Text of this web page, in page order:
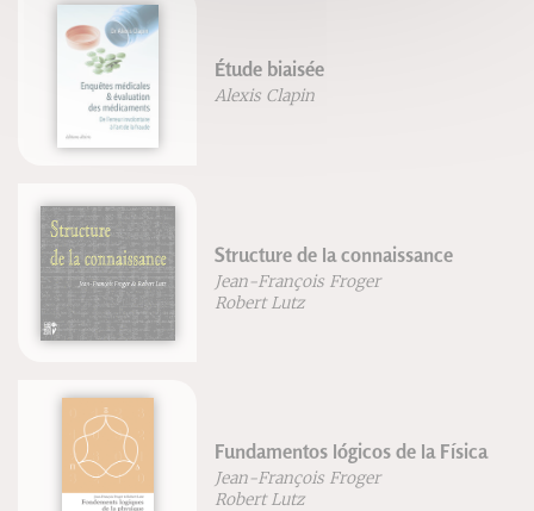
Étude biaisée
Alexis Clapin
Structure de la connaissance
Jean-François Froger
Robert Lutz
Fundamentos lógicos de la Física
Jean-François Froger
Robert Lutz